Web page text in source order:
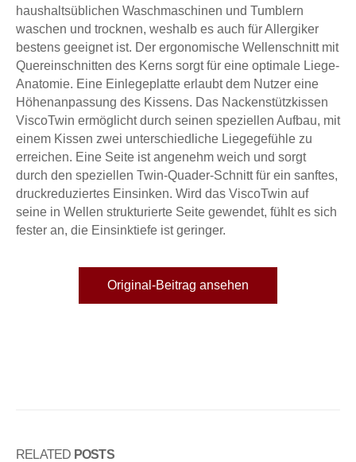
haushaltsüblichen Waschmaschinen und Tumblern
waschen und trocknen, weshalb es auch für Allergiker
bestens geeignet ist. Der ergonomische Wellenschnitt mit
Quereinschnitten des Kerns sorgt für eine optimale Liege-
Anatomie. Eine Einlegeplatte erlaubt dem Nutzer eine
Höhenanpassung des Kissens. Das Nackenstützkissen
ViscoTwin ermöglicht durch seinen speziellen Aufbau, mit
einem Kissen zwei unterschiedliche Liegegefühle zu
erreichen. Eine Seite ist angenehm weich und sorgt
durch den speziellen Twin-Quader-Schnitt für ein sanftes,
druckreduziertes Einsinken. Wird das ViscoTwin auf
seine in Wellen strukturierte Seite gewendet, fühlt es sich
fester an, die Einsinktiefe ist geringer.
Original-Beitrag ansehen
RELATED POSTS